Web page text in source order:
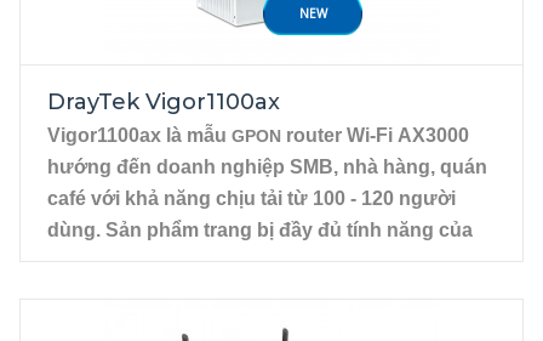
NEW
DrayTek Vigor1100ax
Vigor1100ax là mẫu GPON router Wi-Fi AX3000
hướng đến doanh nghiệp SMB, nhà hàng, quán
café với khả năng chịu tải từ 100 - 120 người
dùng. Sản phẩm trang bị đầy đủ tính năng của
chuẩn Wi-Fi 6 mang lại tốc độ nhanh hơn cùng